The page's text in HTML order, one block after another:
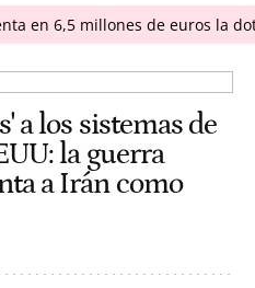
en 6,5 millones de euros la
a los sistemas de
la guerra
a Irán como